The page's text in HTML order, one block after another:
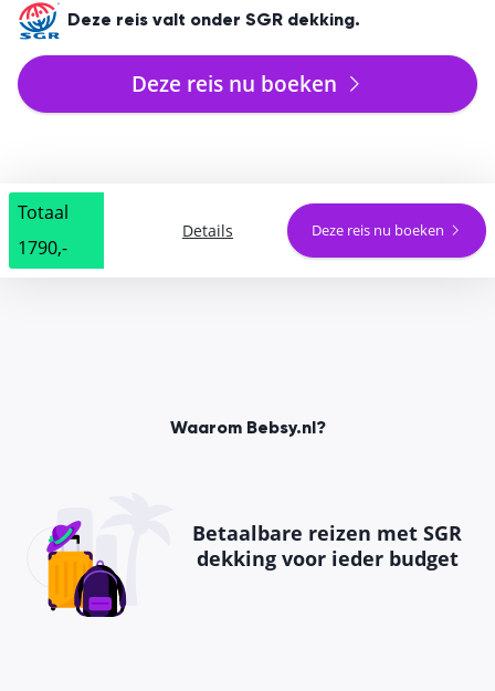
Deze reis valt onder SGR dekking.
Deze reis nu boeken
Totaal
1790,-
Details Deze reis nu boeken
Waarom Bebsy.nl?
Betaalbare reizen met SGR
dekking voor ieder budget